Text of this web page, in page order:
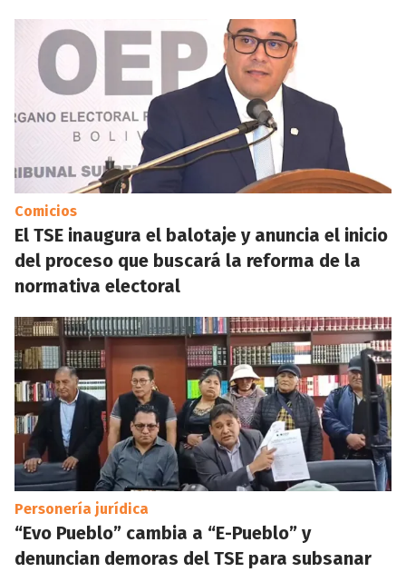
Comicios
El TSE inaugura el balotaje y anuncia el inicio
del proceso que buscará la reforma de la
normativa electoral
Personería jurídica
“Evo Pueblo” cambia a “E-Pueblo” y
denuncian demoras del TSE para subsanar